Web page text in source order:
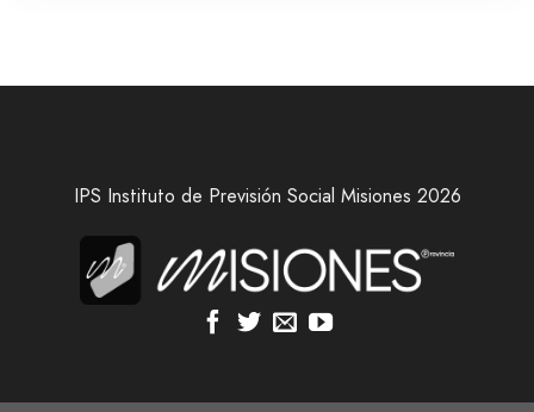
IPS Instituto de Previsión Social Misiones 2026